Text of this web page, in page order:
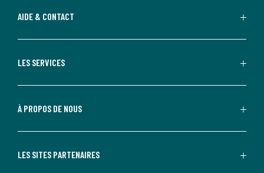
AIDE & CONTACT
LES SERVICES
À PROPOS DE NOUS
LES SITES PARTENAIRES